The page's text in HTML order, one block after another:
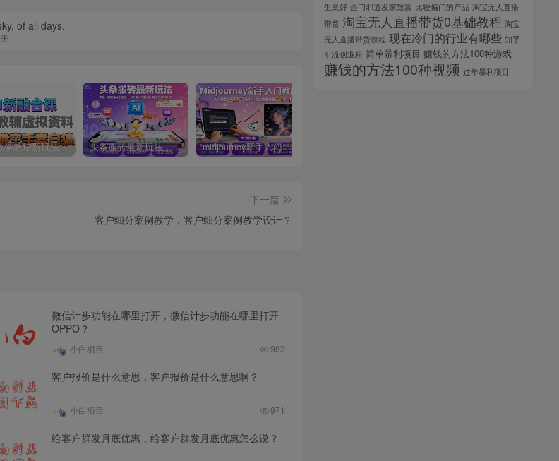
of all days.
育儿教学教培新玩法，AI生成教学视频，市场大，操作简单，变现天花板非常高 头条搬砖最新玩法，文章+视频用AI全搞定，一天5张+不是问题，每天只需10分钟 midjourney新手入门教程：人人都是AI艺术家，新手小白也能变身艺术大师
下一篇
客户细分案例教学，客户细分案例教学设计？
微信计步功能在哪里打开，微信计步功能在哪里打开
OPPO？
小白项目 983
客户报价是什么意思，客户报价是什么意思啊？
小白项目 971
给客户群发月底优惠，给客户群发月底优惠怎么说？
生意好 歪门邪道发家致富 比较偏门的产品 淘宝无人直播
带货 淘宝无人直播带货0基础教程 淘宝
无人直播带货教程 现在冷门的行业有哪些 知乎
引流创业粉 简单暴利项目 赚钱的方法100种游戏
赚钱的方法100种视频 过年暴利项目